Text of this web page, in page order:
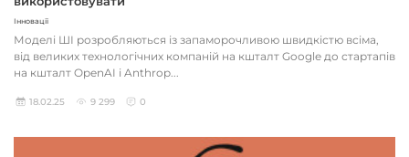
Інновації
Моделі ШІ розробляються із запаморочливою швидкістю всіма,
від великих технологічних компаній на кшталт Google до стартапів
на кшталт OpenAI і Anthrop...
18.02.25 9 299 0